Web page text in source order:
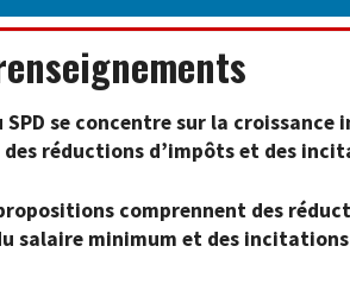
SPD se concentre sur la
des réductions d’impôts et des
comprennent des
salaire minimum et des